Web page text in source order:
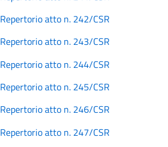
Repertorio atto n. 242/CSR
Repertorio atto n. 243/CSR
Repertorio atto n. 244/CSR
Repertorio atto n. 245/CSR
Repertorio atto n. 246/CSR
Repertorio atto n. 247/CSR